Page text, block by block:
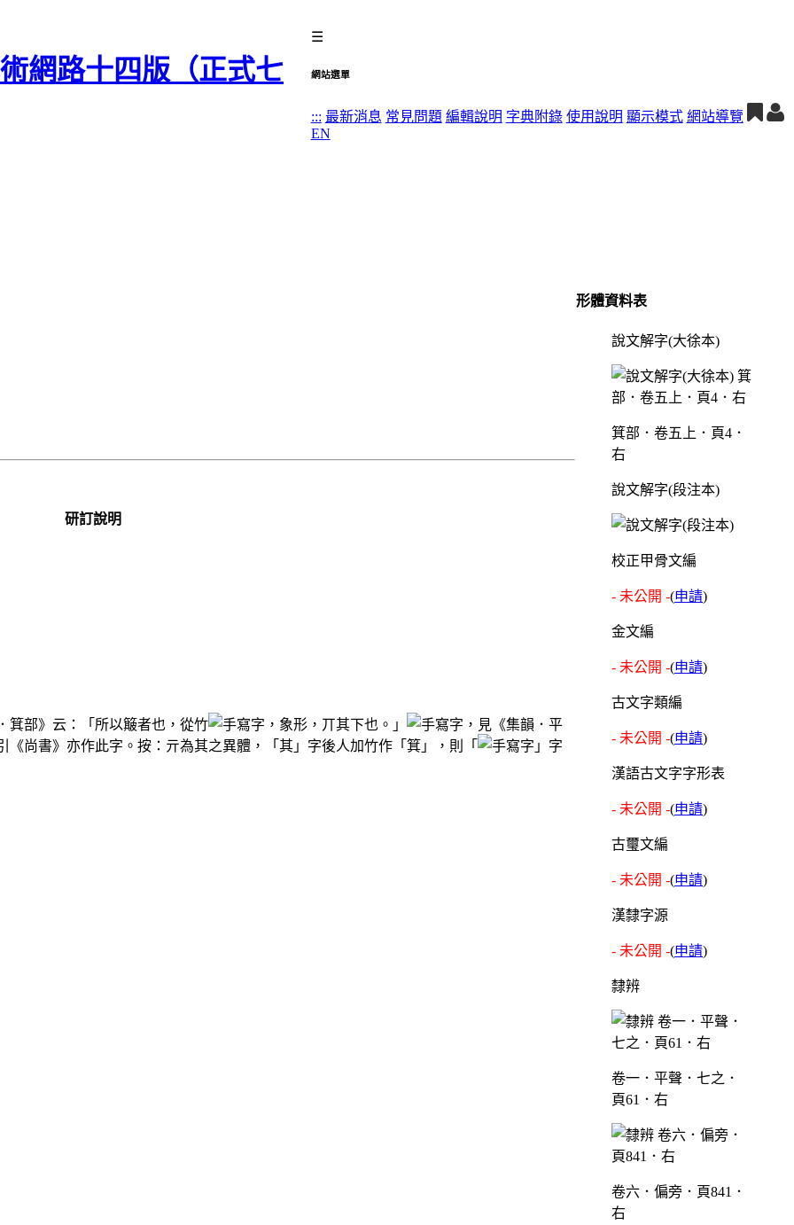
☰
網站選單
::: 最新消息 常見問題 編輯說明 字典附錄 使用說明 顯示模式 網站導覽
EN
研訂說明
箕部》云：「所以簸者也，從竹 ，象形，丌其下也。」
，見《集韻．平
《尚書》亦作此字。按：亓為其之異體，「其」字後人加竹作「箕」，則「
」字
形體資料表
說文解字(大徐本)
箕部．卷五上．頁4．
右
說文解字(段注本)
校正甲骨文編
- 未公開 -(申請)
金文編
- 未公開 -(申請)
古文字類編
- 未公開 -(申請)
漢語古文字字形表
- 未公開 -(申請)
古璽文編
- 未公開 -(申請)
漢隸字源
- 未公開 -(申請)
隸辨
卷一．平聲．七之．
頁61．右
卷六．偏旁．頁841．
右